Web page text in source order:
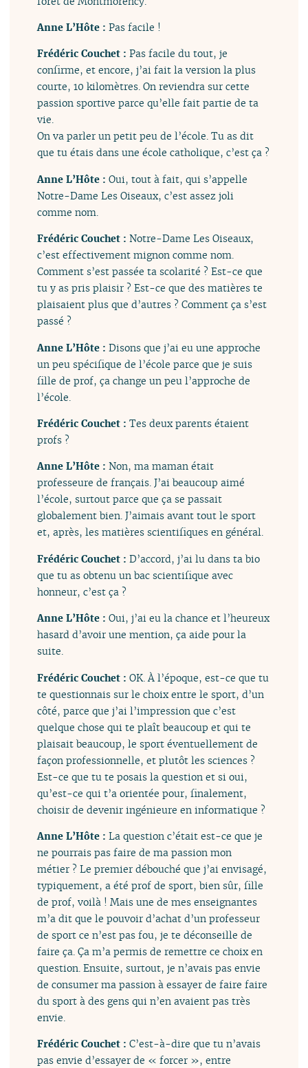
Anne L’Hôte :Pas facile !
Frédéric Couchet :Pas facile du tout, je
confirme, et encore, j’ai fait la version la plus
courte, 10 kilomètres. On reviendra sur cette
passion sportive parce qu’elle fait partie de ta
vie.
On va parler un petit peu de l’école. Tu as dit
que tu étais dans une école catholique, c’est ça ?
Anne L’Hôte :Oui, tout à fait, qui s’appelle
Notre-Dame Les Oiseaux, c’est assez joli
comme nom.
Frédéric Couchet :Notre-Dame Les Oiseaux,
c’est effectivement mignon comme nom.
Comment s’est passée ta scolarité ? Est-ce que
tu y as pris plaisir ? Est-ce que des matières te
plaisaient plus que d’autres ? Comment ça s’est
passé ?
Anne L’Hôte :Disons que j’ai eu une approche
un peu spécifique de l’école parce que je suis
fille de prof, ça change un peu l’approche de
l’école.
Frédéric Couchet :Tes deux parents étaient
profs ?
Anne L’Hôte :Non, ma maman était
professeure de français. J’ai beaucoup aimé
l’école, surtout parce que ça se passait
globalement bien. J’aimais avant tout le sport
et, après, les matières scientifiques en général.
Frédéric Couchet :D’accord, j’ai lu dans ta bio
que tu as obtenu un bac scientifique avec
honneur, c’est ça ?
Anne L’Hôte :Oui, j’ai eu la chance et l’heureux
hasard d’avoir une mention, ça aide pour la
suite.
Frédéric Couchet :OK. À l’époque, est-ce que tu
te questionnais sur le choix entre le sport, d’un
côté, parce que j’ai l’impression que c’est
quelque chose qui te plaît beaucoup et qui te
plaisait beaucoup, le sport éventuellement de
façon professionnelle, et plutôt les sciences ?
Est-ce que tu te posais la question et si oui,
qu’est-ce qui t’a orientée pour, finalement,
choisir de devenir ingénieure en informatique ?
Anne L’Hôte :La question c’était est-ce que je
ne pourrais pas faire de ma passion mon
métier ? Le premier débouché que j’ai envisagé,
typiquement, a été prof de sport, bien sûr, fille
de prof, voilà ! Mais une de mes enseignantes
m’a dit que le pouvoir d’achat d’un professeur
de sport ce n’est pas fou, je te déconseille de
faire ça. Ça m’a permis de remettre ce choix en
question. Ensuite, surtout, je n’avais pas envie
de consumer ma passion à essayer de faire faire
du sport à des gens qui n’en avaient pas très
envie.
Frédéric Couchet :C’est-à-dire que tu n’avais
pas envie d’essayer de « forcer », entre